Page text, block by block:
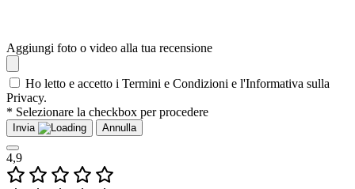
Aggiungi foto o video alla tua recensione
Ho letto e accetto i Termini e Condizioni e l'Informativa sulla
Privacy.
* Selezionare la checkbox per procedere
Invia Annulla
4,9